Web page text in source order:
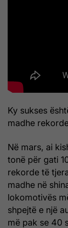
Ky sukses
madhe
Në mars, ai
tonë për gati
rekorde të
madhe në
lokomotivës
shpejtë e një
më pak se 40